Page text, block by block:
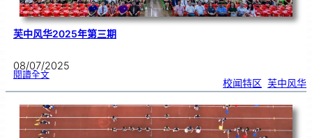
芙中风华2025年第三期
08/07/2025
閱讀全文:芙
风
华
0
2
5
年
第
三
期
校闻特区 芙中风华